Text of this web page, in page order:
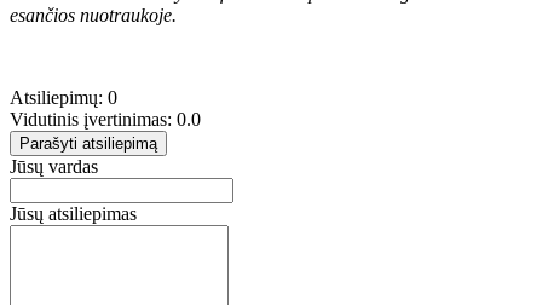
esančios nuotraukoje.
Atsiliepimų: 0
Vidutinis įvertinimas: 0.0
Parašyti atsiliepimą
Jūsų vardas
Jūsų atsiliepimas